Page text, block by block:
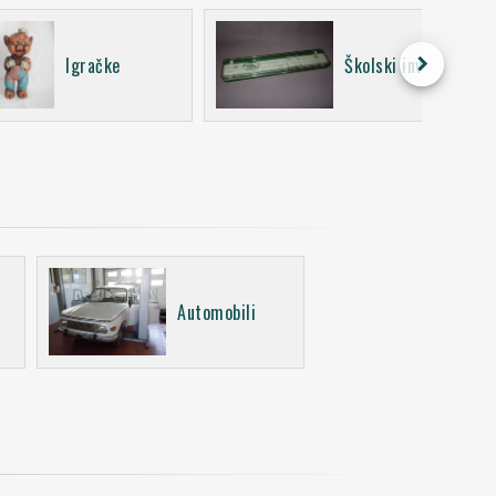
Igračke Školski inventar
keyboard_arrow_right
Automobili